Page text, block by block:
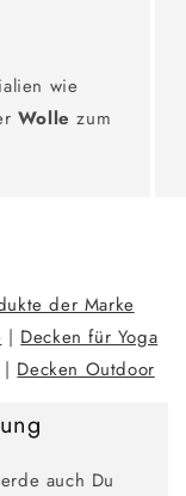
wie
Wolle zum
der Marke
| Decken für Yoga
| Decken Outdoor
auch Du